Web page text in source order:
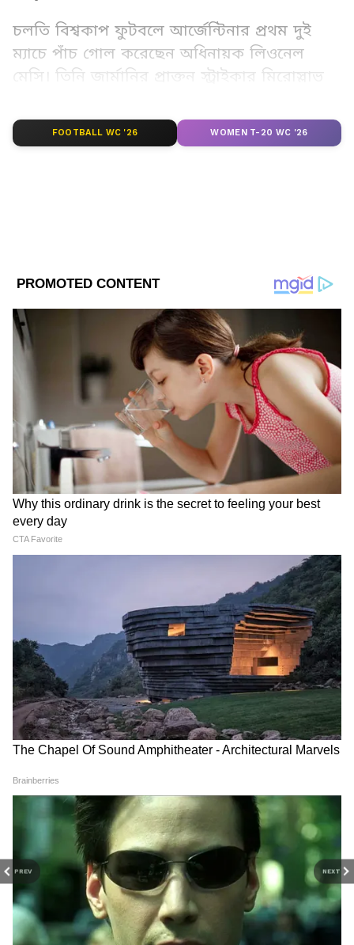
PREV NEXT
চলতি বিশ্বকাপ ফুটবলে আর্জেন্টিনার প্রথম দুই
ম্যাচে পাঁচ গোল করেছেন অধিনায়ক লিওনেল
মেসি। তিনি জার্মানির প্রাক্তন স্ট্রাইকার মিরোস্লাভ
সর্বাধিক গোল করার রেকর্ড গড়েছেন। বিশ্বকাপ
ফুটবলে মেসির গোলের সংখ্যা ১৮।
আর্জেন্টিনার হয়ে এখনও পর্যন্ত বিশ্বকাপ ফুটবলের
মূলপর্বে ১৮ ম্যাচে জয় পেয়েছেন লিওনেল মেসি।
Image Credit :Getty
বিশ্বকাপ ফুটবলের ইতিহাসে সবচেয়ে বেশি ম্যাচ
খেলার রেকর্ড লিওনেল মেসির
২০০৬ সালে আর্জেন্টিনার হয়ে প্রথমবার বিশ্বকাপ
ফুটবলে খেলার সুযোগ পান লিওনেল মেসি। এবার
তিনি ষষ্ঠ বিশ্বকাপে খেলছেন। এখনও পর্যন্ত
বিশ্বকাপে ২৮ ম্যাচ খেলেছেন আর্জেন্টিনার
অধিনায়ক। তিনিই বিশ্বকাপ ফুটবলের মূলপর্বে
সবচেয়ে বেশি গোল করার রেকর্ড গড়েছেন।
বিশ্বকাপ ফুটবলের মূলপর্বে ১৮ গোল লিওনেল
বিশ্বকাপ ফুটবলের মূলপর্বে সর্বাধিক ১৮ গোল করার
রেকর্ড গড়েছেন আর্জেন্টিনার অধিনায়ক লিওনেল মেসি।
FOOTBALL WC '26 WOMEN T-20 WC '26